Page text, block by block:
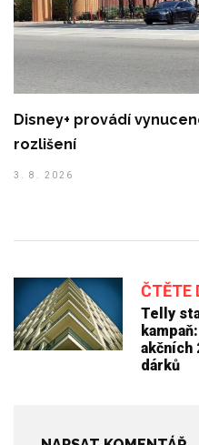
Disney+ provádí
rozlišení
3. 8. 2026
ČTĚTE
Telly
akčních
dárků